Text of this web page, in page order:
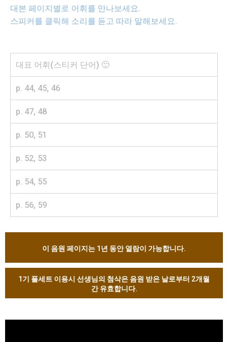
대본 페이지별로 어휘를 만나보세요.
스피커를 클릭해 소리를 듣고 따라 말해보세요.
대표 어휘(스티커 단어) 🙂
p. 44, 45, 46
p. 47, 48
p. 50, 51
p. 52, 53
p. 54, 55
p. 56, 59
이 음원 페이지는 1년 동안 열람이 가능합니다.
1기 풀세트 이용시 선생님의 첨삭은 음원 받은 날로부터 2개월
간 유효합니다.